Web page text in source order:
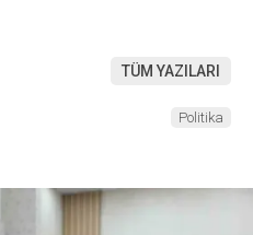
TÜM YAZILARI
Politika